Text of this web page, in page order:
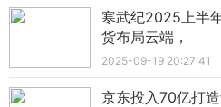
寒武纪2025上半
货布局云端，
2025-09-19 20:27:41
京东投入70亿打